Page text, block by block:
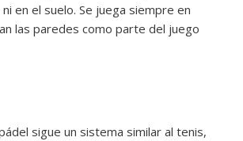
en el suelo. Se juega siempre en
las paredes como parte del juego
sigue un sistema similar al tenis,